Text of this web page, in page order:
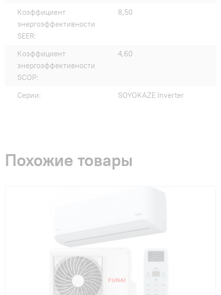
Коэффициент
энергоэффективности
SEER:
8,50
Коэффициент
энергоэффективности
SCOP:
4,60
Серии: SOYOKAZE Inverter
Похожие товары